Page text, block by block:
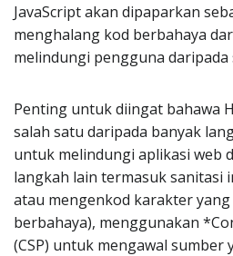
JavaScript akan dipaparkan
menghalang kod berbahaya
melindungi pengguna daripada
Penting untuk diingat bahawa
salah satu daripada banyak
untuk melindungi aplikasi web
langkah lain termasuk sanitasi
atau mengenkod karakter
berbahaya), menggunakan
(CSP) untuk mengawal sumber